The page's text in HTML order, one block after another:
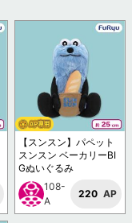
【スンスン】パペット
スンスン ベーカリーBI
Gぬいぐるみ
108-
A
220 AP